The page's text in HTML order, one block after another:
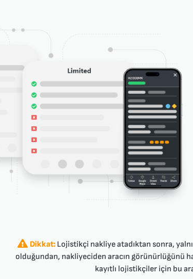
Dikkat: Lojistikçi nakliye atadıktan sonra,
olduğundan, nakliyeciden aracın görünürlüğünü
kayıtlı lojistikçiler için bu